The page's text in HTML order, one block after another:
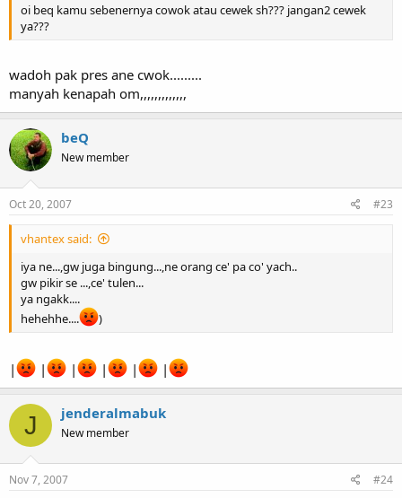
oi beq kamu sebenernya cowok atau cewek sh??? jangan2 cewek
ya???
wadoh pak pres ane cwok.........
manyah kenapah om,,,,,,,,,,,,,
beQ
New member
Oct 20, 2007 #23
vhantex said:
iya ne...,gw juga bingung...,ne orang ce' pa co' yach..
gw pikir se ...,ce' tulen...
ya ngakk....
hehehhe....
)
| | | | | |
J jenderalmabuk
New member
Nov 7, 2007 #24